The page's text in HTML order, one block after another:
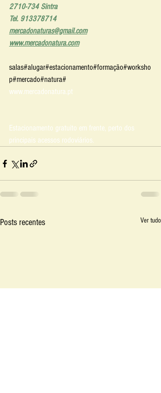
2710-734 Sintra
Tel. 913378714
mercadonaturas@gmail.com
www.mercadonatura.com
salas#alugar#estacionamento#formação#worksho
p#mercado#natura#
www.mercadonatura.pt
Estacionamento gratuito em frente, perto dos
principais acessos rodoviários.
Posts recentes Ver tudo